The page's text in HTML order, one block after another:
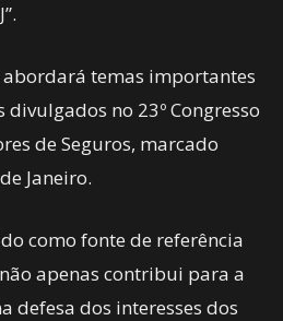
temas importantes
no 23º Congresso
de Seguros, marcado
Janeiro.
como fonte de referência
apenas contribui para a
defesa dos interesses dos